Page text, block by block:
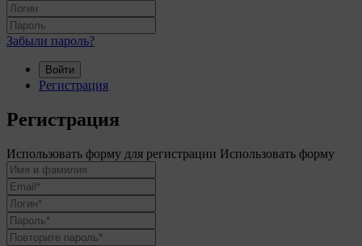
Забыли пароль?
Войти
Регистрация
Регистрация
Использовать форму для регистрации Использовать форму